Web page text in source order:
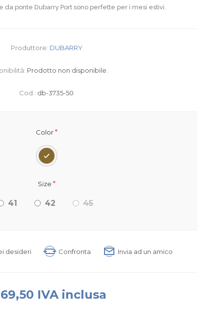
da ponte Dubarry Port sono perfette per i mesi estivi.
Produttore: DUBARRY
Prodotto non disponibile.
Cod.: db-3735-50
Color*
Size *
41 42 45
desideri Confronta Invia ad un amico
IVA inclusa